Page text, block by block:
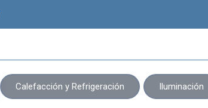
Calefacción y Refrigeración Iluminación